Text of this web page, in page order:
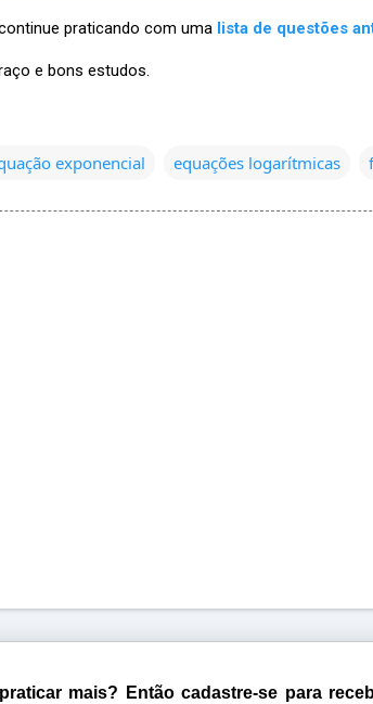
praticando com uma lista de questões
e bons estudos.
exponencial equações logarítmicas
mais? Então cadastre-se para